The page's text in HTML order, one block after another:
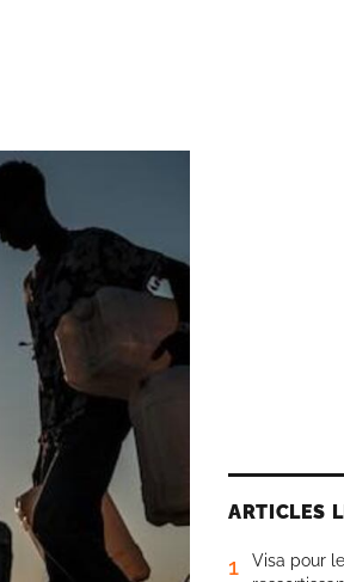
ARTICLES
1
Visa pour